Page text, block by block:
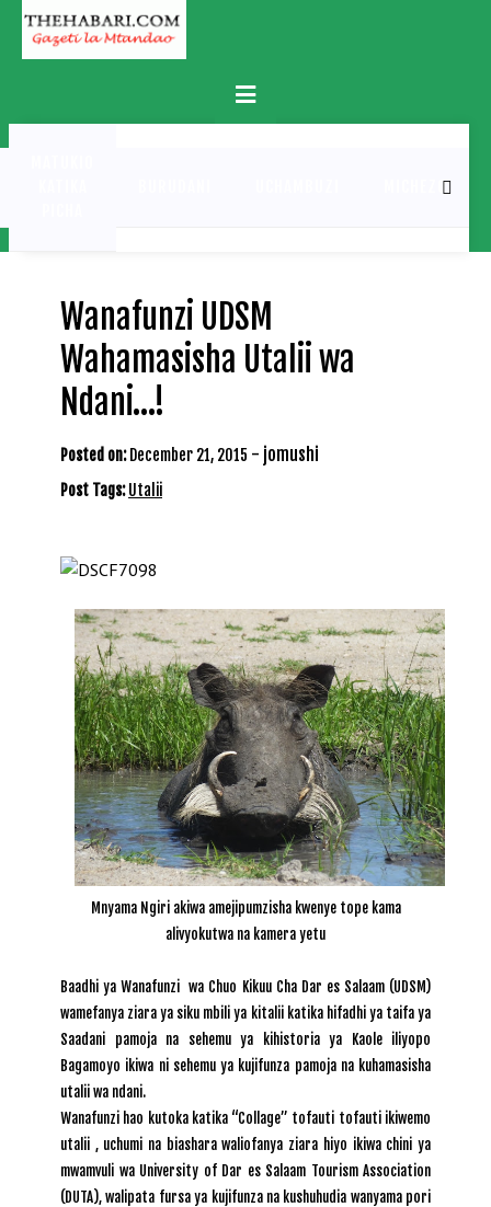
Skip
content
Primary
Menu
MICHEZO
Wanafunzi UDSM
Wahamasisha Utalii wa
Ndani…!
Posted on: December 21, 2015 - jomushi
Post Tags:Utalii
Mnyama Ngiri akiwa amejipumzisha kwenye tope kama
alivyokutwa na kamera yetu
Baadhi ya Wanafunzi wa Chuo Kikuu Cha Dar es Salaam (UDSM)
wamefanya ziara ya siku mbili ya kitalii katika hifadhi ya taifa ya
Saadani pamoja na sehemu ya kihistoria ya Kaole iliyopo
Bagamoyo ikiwa ni sehemu ya kujifunza pamoja na kuhamasisha
utalii wa ndani.
Wanafunzi hao kutoka katika “Collage” tofauti tofauti ikiwemo
utalii , uchumi na biashara waliofanya ziara hiyo ikiwa chini ya
mwamvuli wa University of Dar es Salaam Tourism Association
(DUTA), walipata fursa ya kujifunza na kushuhudia wanyama pori